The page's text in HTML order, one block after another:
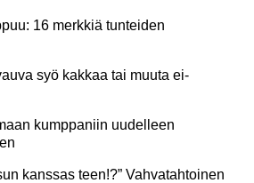
16 merkkiä tunteiden
syö kakkaa tai muuta ei-
kumppaniin uudelleen
kanssas teen!?” Vahvatahtoinen